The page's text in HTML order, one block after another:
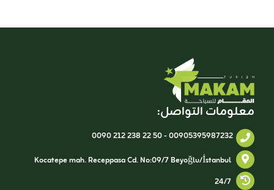
معلومات التواصل:
0090 212 238 22 50-00905395987232